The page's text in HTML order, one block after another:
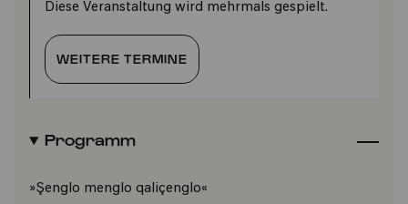
Diese Veranstaltung wird mehrmals gespielt.
WEITERE TERMINE
Programm
»Şenglo menglo qaliçenglo«